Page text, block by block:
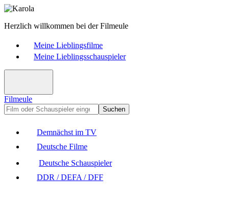
Herzlich willkommen bei der Filmeule
Meine Lieblingsfilme
Meine Lieblingsschauspieler
Filmeule
Suchen
Demnächst im TV
Deutsche Filme
Deutsche Schauspieler
DDR / DEFA / DFF